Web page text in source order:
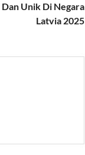
Unik Di Negara
Latvia 2025